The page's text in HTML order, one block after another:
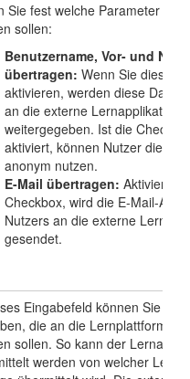
Sie fest welche Parameter
sollen:
Benutzername, Vor- und
übertragen: Wenn Sie diese
aktivieren, werden diese Daten
an die externe Lernapplikation
weitergegeben. Ist die
aktiviert, können Nutzer die
anonym nutzen.
E-Mail übertragen: Aktivieren
Checkbox, wird die E-Mail-
Nutzers an die externe
gesendet.
Eingabefeld können Sie
die an die Lernplattform
sollen. So kann der
werden von welcher